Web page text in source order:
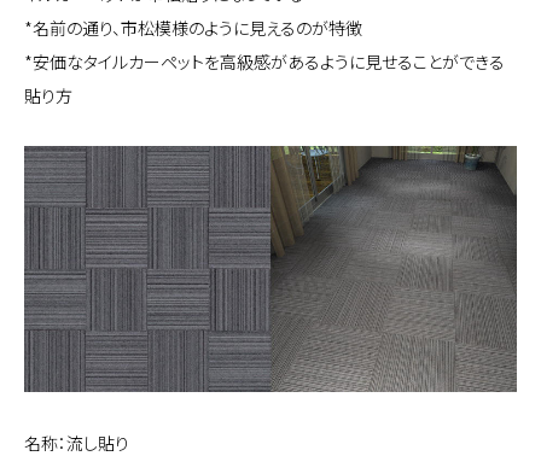
*名前の通り、市松模様のように見えるのが特徴
*安価なタイルカーペットを高級感があるように見せることができる
貼り方
名称：流し貼り